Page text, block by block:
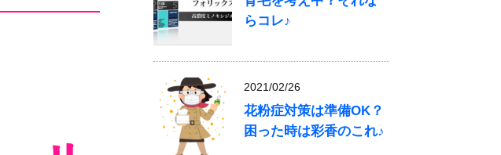
らコレ♪
2021/02/26
花粉症対策は準備OK？
困った時は彩香のこれ♪